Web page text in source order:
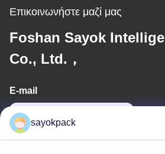
Επικοινωνήστε μαζί μας
Foshan Sayok
Co., Ltd.，
E-mail
sayokpack